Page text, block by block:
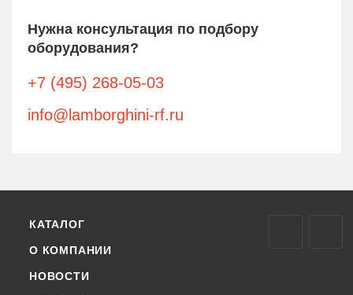
Нужна консультация по подбору
оборудования?
+7 (495) 268-05-03
info@lamborghini-rf.ru
КАТАЛОГ
О КОМПАНИИ
НОВОСТИ